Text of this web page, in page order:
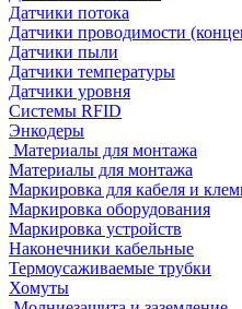
Датчики потока
Датчики проводимости
Датчики пыли
Датчики температуры
Датчики уровня
Системы RFID
Энкодеры
Материалы для монтажа
Материалы для монтажа
Маркировка для кабеля и
Маркировка оборудования
Маркировка устройств
Наконечники кабельные
Термоусаживаемые трубки
Хомуты